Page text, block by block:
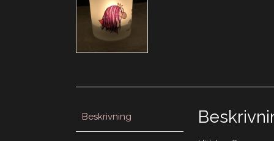
Beskrivning